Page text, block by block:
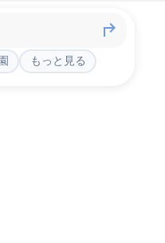
もっと見る